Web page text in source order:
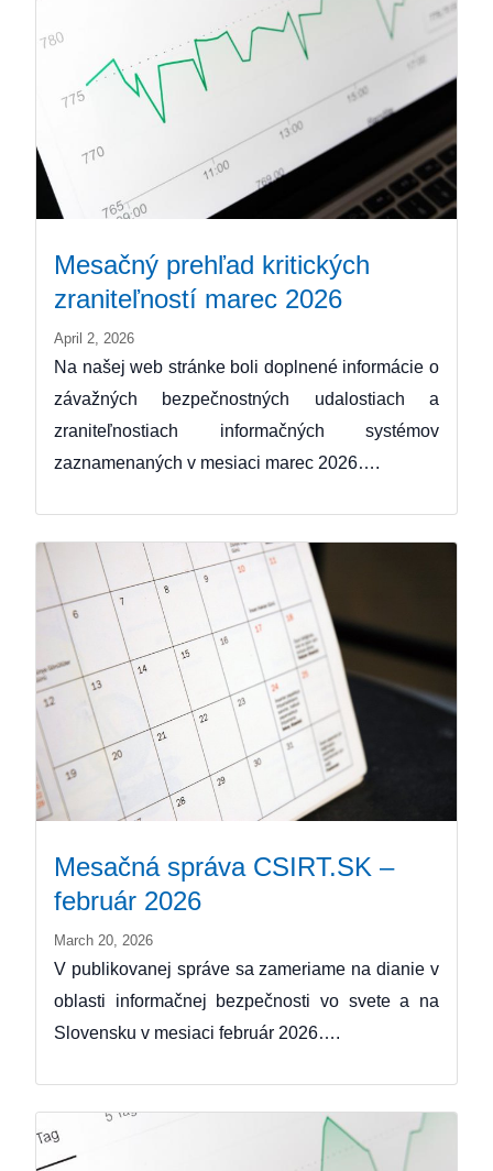
Mesačný prehľad kritických
zraniteľností marec 2026
April 2, 2026
Na našej web stránke boli doplnené informácie o
závažných bezpečnostných udalostiach a
zraniteľnostiach informačných systémov
zaznamenaných v mesiaci marec 2026….
Mesačná správa CSIRT.SK –
február 2026
March 20, 2026
V publikovanej správe sa zameriame na dianie v
oblasti informačnej bezpečnosti vo svete a na
Slovensku v mesiaci február 2026….